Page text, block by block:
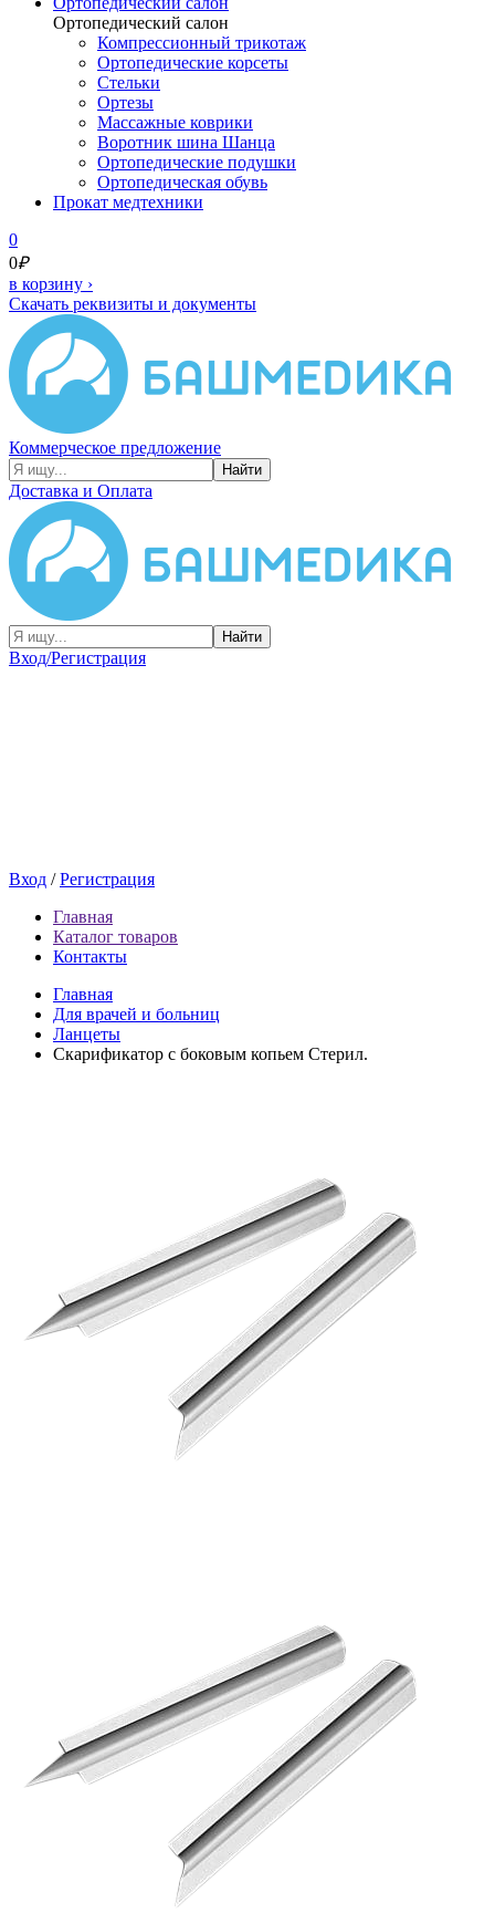
Ортопедический салон
Компрессионный трикотаж
Ортопедические корсеты
Стельки
Ортезы
Массажные коврики
Воротник шина Шанца
Ортопедические подушки
Ортопедическая обувь
Прокат медтехники
0
0₽
в корзину ›
Скачать реквизиты и документы
Коммерческое предложение
Найти
Доставка и Оплата
Найти
Вход/Регистрация
Вход /Регистрация
Главная
Каталог товаров
Контакты
Главная
Для врачей и больниц
Ланцеты
Скарификатор с боковым копьем Стерил.